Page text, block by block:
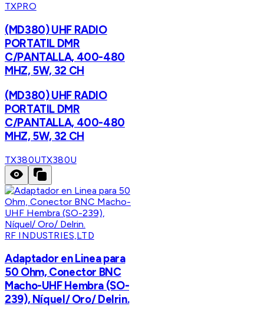
TXPRO
(MD380) UHF RADIO
PORTATIL DMR
C/PANTALLA, 400-480
MHZ, 5W, 32 CH
(MD380) UHF RADIO
PORTATIL DMR
C/PANTALLA, 400-480
MHZ, 5W, 32 CH
TX380UTX380U
RF INDUSTRIES,LTD
Adaptador en Linea para
50 Ohm, Conector BNC
Macho-UHF Hembra (SO-
239), Níquel/ Oro/ Delrin.